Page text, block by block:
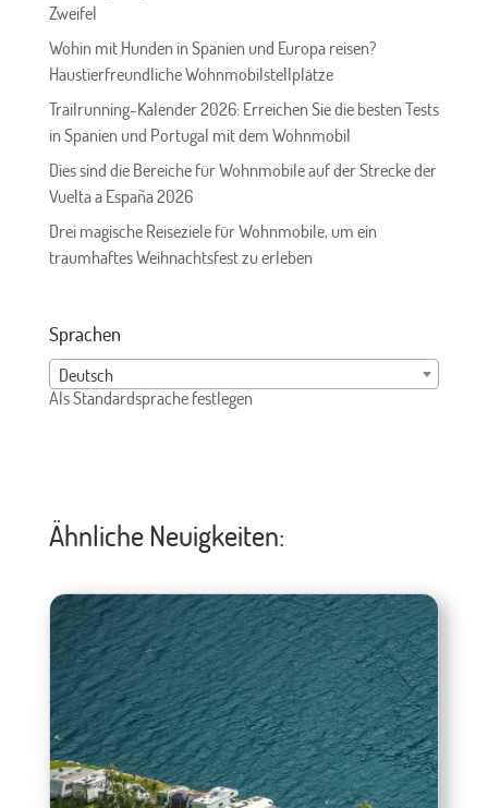
Zweifel
Wohin mit Hunden in Spanien und Europa reisen?
Haustierfreundliche Wohnmobilstellplätze
Trailrunning-Kalender 2026: Erreichen Sie die besten Tests
in Spanien und Portugal mit dem Wohnmobil
Dies sind die Bereiche für Wohnmobile auf der Strecke der
Vuelta a España 2026
Drei magische Reiseziele für Wohnmobile, um ein
traumhaftes Weihnachtsfest zu erleben
Sprachen
Deutsch
Als Standardsprache festlegen
Ähnliche Neuigkeiten: